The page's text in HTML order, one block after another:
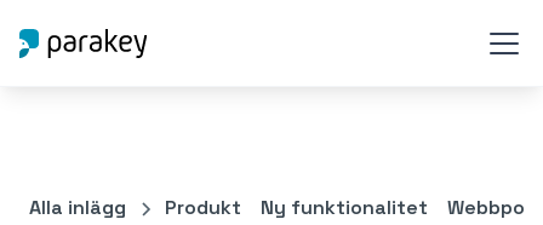
Alla inlägg Produkt Ny funktionalitet